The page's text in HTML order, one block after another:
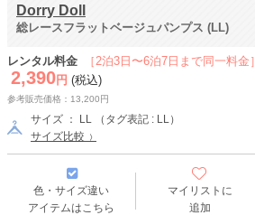
Dorry Doll
総レースフラットベージュパンプス (LL)
［2泊3日〜6泊7日まで同一料金］
レンタル料金
2,390 円 (税込)
参考販売価格：13,200円
サイズ ： LL （タグ表記 : LL）
サイズ比較
色・サイズ違い
アイテムはこちら
マイリストに
追加